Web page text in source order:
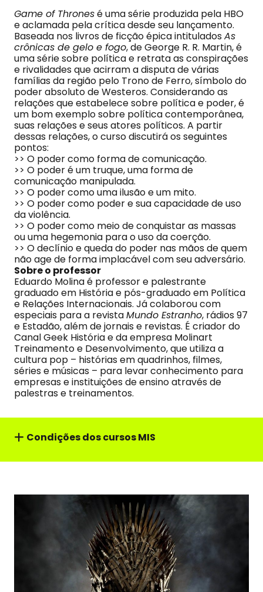
Game of Thronesé uma série produzida pela HBO
e aclamada pela crítica desde seu lançamento.
Baseada nos livros de ficção épica intituladosAs
crônicas de gelo e fogo, de George R. R. Martin, é
uma série sobre política e retrata as conspirações
e rivalidades que acirram a disputa de várias
famílias da região pelo Trono de Ferro, símbolo do
poder absoluto de Westeros. Considerando as
relações que estabelece sobre política e poder, é
um bom exemplo sobre política contemporânea,
suas relações e seus atores políticos. A partir
dessas relações, o curso discutirá os seguintes
pontos:
>> O poder como forma de comunicação.
>> O poder é um truque, uma forma de
comunicação manipulada.
>> O poder como uma ilusão e um mito.
>> O poder como poder e sua capacidade de uso
da violência.
>> O poder como meio de conquistar as massas
ou uma hegemonia para o uso da coerção.
>> O declínio e queda do poder nas mãos de quem
não age de forma implacável com seu adversário.
Sobre o professor
Eduardo Molina é professor e palestrante
graduado em História e pós-graduado em Política
e Relações Internacionais. Já colaborou com
especiais para a revistaMundo Estranho, rádios 97
e Estadão, além de jornais e revistas. É criador do
Canal Geek História e da empresa Molinart
Treinamento e Desenvolvimento, que utiliza a
cultura pop – histórias em quadrinhos, filmes,
séries e músicas – para levar conhecimento para
empresas e instituições de ensino através de
palestras e treinamentos.
Condições dos cursos MIS